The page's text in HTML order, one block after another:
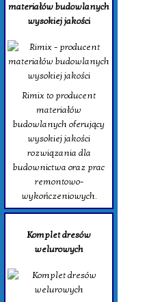
materiałów budowlanych
wysokiej jakości
Rimix to producent
materiałów
budowlanych oferujący
wysokiej jakości
rozwiązania dla
budownictwa oraz prac
remontowo-
wykończeniowych.
Komplet dresów
welurowych